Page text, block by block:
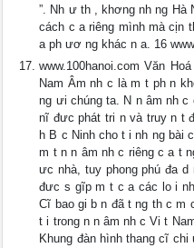
”. Nh ư th , khơng nh ng Hà
cách c a riêng mình mà cịn
a ph ươ ng khác n a. 16
www.100hanoi.com Văn
Nam Âm nh c là m t ph n
ng ưi chúng ta. N n âm nh
nĩ đưc phát tri n và truy n t
h B c Ninh cho t i nh ng bài
m t n n âm nh c riêng c a t
ưc nhà, tuy phong phú đa
đưc s gĩp m t c a các lo i
Cĩ bao gi b n đã t ng th c m
t i trong n n âm nh c Vi t
Khung đàn hình thang cĩ